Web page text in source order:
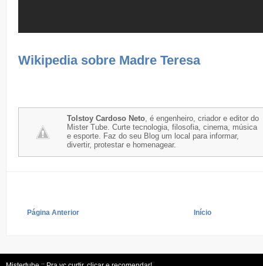
Wikipedia sobre Madre Teresa
Tolstoy Cardoso Neto, é engenheiro, criador e editor do
Mister Tube. Curte tecnologia, filosofia, cinema, música
e esporte. Faz do seu Blog um local para informar,
divertir, protestar e homenagear.
Página Anterior Início